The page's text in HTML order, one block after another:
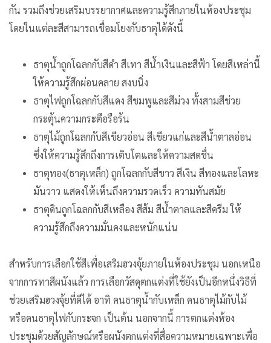
กัน รวมถึงช่วยเสริมบรรยากาศและความรู้สึกภายในห้องประชุม
โดยในแต่ละสีสามารถเชื่อมโยงกับธาตุได้ดังนี้
ธาตุน้ำถูกโฉลกกับสีดำ สีเทา สีน้ำเงินและสีฟ้า โดยสีเหล่านี้
ให้ความรู้สึกผ่อนคลาย สงบนิ่ง
ธาตุไฟถูกโฉลกกับสีแดง สีชมพูและสีม่วง ทั้งสามสีช่วย
กระตุ้นความกระตือรือร้น
ธาตุไม้ถูกโฉลกกับสีเขียวอ่อน สีเขียวแก่และสีน้ำตาลอ่อน
ซึ่งให้ความรู้สึกถึงการเติบโตและให้ความสดชื่น
ธาตุทอง(ธาตุเหล็ก) ถูกโฉลกกับสีขาว สีเงิน สีทองและโลหะ
มันวาว แสดงให้เห็นถึงความรวดเร็ว ความทันสมัย
ธาตุดินถูกโฉลกกับสีเหลือง สีส้ม สีน้ำตาลและสีครีม ให้
ความรู้สึกถึงความมั่นคงและหนักแน่น
สำหรับการเลือกใช้สีเพื่อเสริมฮวงจุ้ยภายในห้องประชุม นอกเหนือ
จากการทาสีผนังแล้ว การเลือกวัสดุตกแต่งที่ใช้ยังเป็นอีกหนึ่งวิธีที่
ช่วยเสริมฮวงจุ้ยที่ดีได้ อาทิ คนธาตุน้ำกับเหล็ก คนธาตุไม้กับไม้
หรือคนธาตุไฟกับกระจก เป็นต้น นอกจากนี้ การตกแต่งห้อง
ประชุมด้วยสัญลักษณ์หรือผนังตกแต่งที่สื่อความหมายเฉพาะเพื่อ